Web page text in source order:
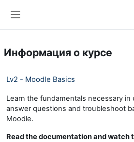
Информация о курсе
Lv2 - Moodle Basics
Learn the fundamentals necessary
answer questions and troubleshoot
Moodle.
Read the documentation and watch